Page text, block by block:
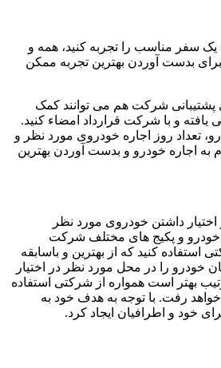
سفر مناسب را تجربه کنید، همه و
بدست آوردن بهترین تجربه ممکن
پشتیبانی شرکت هم می توانند کمک
و با شرکت قرارداد امضاء کنید.
تعداد روز اجاره خودروی مورد نظر و
به اجاره خودرو و بدست آوردن بهترین
داشتن خودروی مورد نظر
خودرو و پکیج های مختلف شرکت
کنید که از بهترین و باسابقه
خودرو را در محل مورد نظر در اختیار
بهتر است همواره از شرکتی استفاده
رفت. با توجه به هدف خود به
خود و اطرافیان ایجاد کرد.